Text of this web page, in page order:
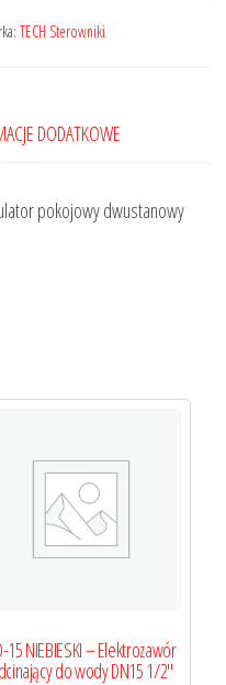
TECH Sterowniki
DODATKOWE
pokojowy dwustanowy
15 NIEBIESKI – Elektrozawór
do wody DN15 1/2″